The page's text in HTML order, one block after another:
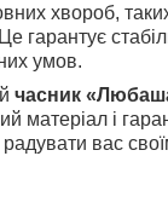
хвороб,
гарантує
умов.
часник
матеріал і
вас